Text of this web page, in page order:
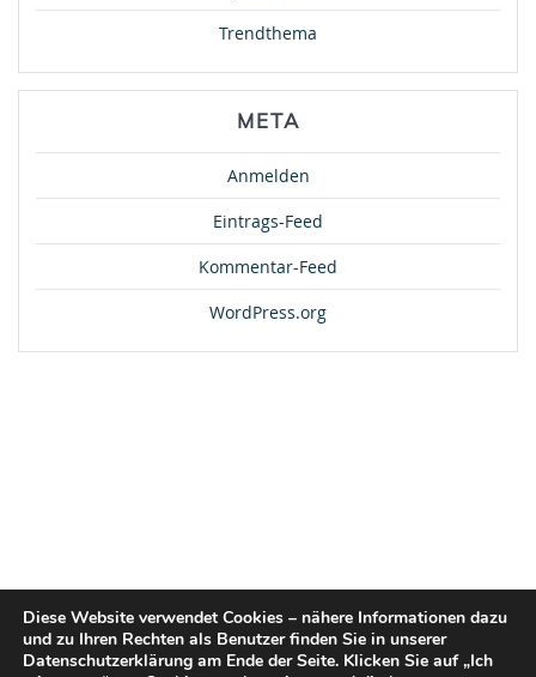
Trendthema
META
Anmelden
Eintrags-Feed
Kommentar-Feed
WordPress.org
Diese Website verwendet Cookies – nähere Informationen dazu
und zu Ihren Rechten als Benutzer finden Sie in unserer
Datenschutzerklärung am Ende der Seite. Klicken Sie auf „Ich